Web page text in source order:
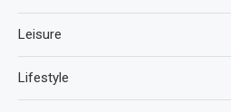
Leisure
Lifestyle